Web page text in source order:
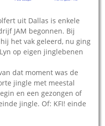
uit Dallas is enkele
JAM begonnen. Bij
het vak geleerd, nu ging
op eigen jinglebenen
dat moment was de
jingle met meestal
en een gezongen of
jingle. Of: KFI! einde